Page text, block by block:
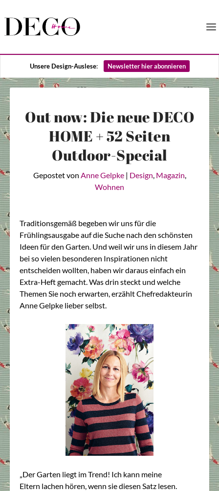
Unsere Design-Auslese: Newsletter hier abonnieren
Out now: Die neue DECO
HOME + 52 Seiten
Outdoor-Special
Gepostet von Anne Gelpke| Design, Magazin,
Wohnen
Traditionsgemäß begeben wir uns für die
Frühlingsausgabe auf die Suche nach den schönsten
Ideen für den Garten. Und weil wir uns in diesem Jahr
bei so vielen besonderen Inspirationen nicht
entscheiden wollten, haben wir daraus einfach ein
Extra-Heft gemacht. Was drin steckt und welche
Themen Sie noch erwarten, erzählt Chefredakteurin
Anne Gelpke lieber selbst.
„Der Garten liegt im Trend! Ich kann meine
Eltern lachen hören, wenn sie diesen Satz lesen.